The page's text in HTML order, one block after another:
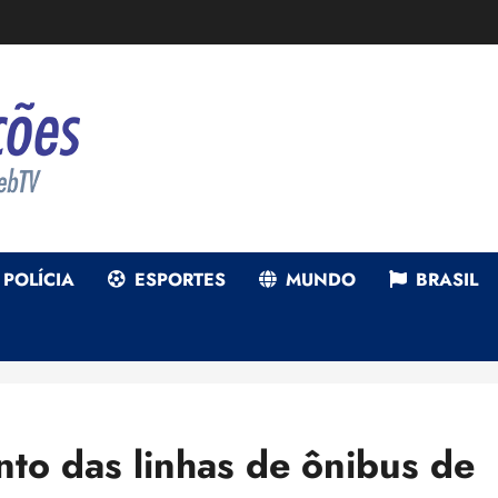
POLÍCIA ESPORTES MUNDO BRASIL
das linhas de ônibus de